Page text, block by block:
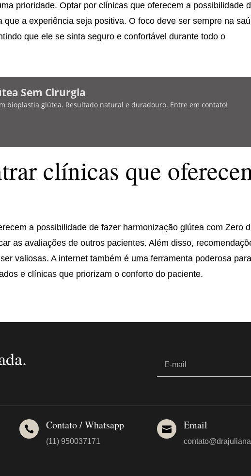
prioridade. Optar por clínicas que oferecem a possibilidade
que a experiência seja positiva. O foco deve ser sempre na
que ele se sinta seguro e confortável durante todo o
Sem Cirurgia
bioplastia glútea. Resultado natural e duradouro. Entre em contato!
clínicas que
a possibilidade de fazer harmonização glútea com Zero
as avaliações de outros pacientes. Além disso,
valiosas. A internet também é uma ferramenta poderosa para
e clínicas que priorizam o conforto do paciente.
 Contato / Whatsapp
(11) 950037171
 Email